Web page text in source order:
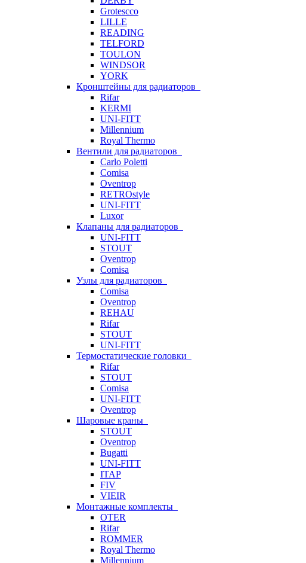
Grotescco
LILLE
READING
TELFORD
TOULON
WINDSOR
YORK
Кронштейны для радиаторов
Rifar
KERMI
UNI-FITT
Millennium
Royal Thermo
Вентили для радиаторов
Carlo Poletti
Comisa
Oventrop
RETROstyle
UNI-FITT
Luxor
Клапаны для радиаторов
UNI-FITT
STOUT
Oventrop
Comisa
Узлы для радиаторов
Comisa
Oventrop
REHAU
Rifar
STOUT
UNI-FITT
Термостатические головки
Rifar
STOUT
Comisa
UNI-FITT
Oventrop
Шаровые краны
STOUT
Oventrop
Bugatti
UNI-FITT
ITAP
FIV
VIEIR
Монтажные комплекты
OTER
Rifar
ROMMER
Royal Thermo
Millennium